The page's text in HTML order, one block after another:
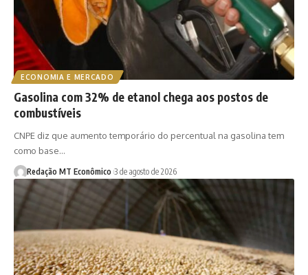
ECONOMIA E MERCADO
Gasolina com 32% de etanol chega aos postos de
combustíveis
CNPE diz que aumento temporário do percentual na gasolina tem
como base…
Redação MT Econômico 3 de agosto de 2026